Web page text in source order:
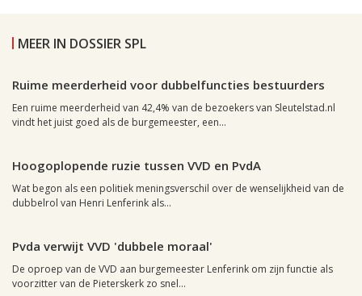
MEER IN DOSSIER SPL
Ruime meerderheid voor dubbelfuncties bestuurders
Een ruime meerderheid van 42,4% van de bezoekers van Sleutelstad.nl
vindt het juist goed als de burgemeester, een...
Hoogoplopende ruzie tussen VVD en PvdA
Wat begon als een politiek meningsverschil over de wenselijkheid van de
dubbelrol van Henri Lenferink als...
Pvda verwijt VVD 'dubbele moraal'
De oproep van de VVD aan burgemeester Lenferink om zijn functie als
voorzitter van de Pieterskerk zo snel...